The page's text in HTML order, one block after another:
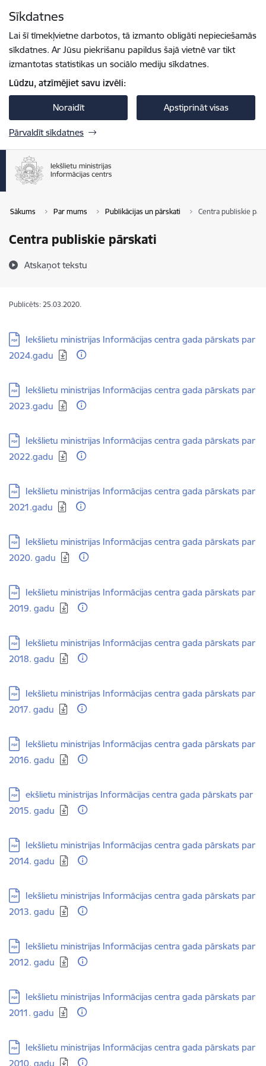
Sīkdatnes
Lai šī tīmekļvietne darbotos, tā izmanto obligāti nepieciešamās
sīkdatnes. Ar Jūsu piekrišanu papildus šajā vietnē var tikt
izmantotas statistikas un sociālo mediju sīkdatnes.
Lūdzu, atzīmējiet savu izvēli:
Noraidīt Apstiprināt visas
Pārvaldīt sīkdatnes
Sākums Par mums Publikācijas un pārskati Centra publiskie
Centra publiskie pārskati
Atskaņot tekstu
Publicēts: 25.03.2020.
Lejupielādēt:
Iekšlietu ministrijas Informācijas centra gada pārskats par
2024.gadu
Lejupielādēt:
Iekšlietu ministrijas Informācijas centra gada pārskats par
2023.gadu
Lejupielādēt:
Iekšlietu ministrijas Informācijas centra gada pārskats par
2022.gadu
Lejupielādēt:
Iekšlietu ministrijas Informācijas centra gada pārskats par
2021.gadu
Lejupielādēt:
Iekšlietu ministrijas Informācijas centra gada pārskats par
2020. gadu
Lejupielādēt:
Iekšlietu ministrijas Informācijas centra gada pārskats par
2019. gadu
Lejupielādēt:
Iekšlietu ministrijas Informācijas centra gada pārskats par
2018. gadu
Lejupielādēt:
Iekšlietu ministrijas Informācijas centra gada pārskats par
2017. gadu
Lejupielādēt:
Iekšlietu ministrijas Informācijas centra gada pārskats par
2016. gadu
Lejupielādēt:
ekšlietu ministrijas Informācijas centra gada pārskats par
2015. gadu
Lejupielādēt:
Iekšlietu ministrijas Informācijas centra gada pārskats par
2014. gadu
Lejupielādēt:
Iekšlietu ministrijas Informācijas centra gada pārskats par
2013. gadu
Lejupielādēt:
Iekšlietu ministrijas Informācijas centra gada pārskats par
2012. gadu
Lejupielādēt:
Iekšlietu ministrijas Informācijas centra gada pārskats par
2011. gadu
Lejupielādēt:
Iekšlietu ministrijas Informācijas centra gada pārskats par
2010. gadu